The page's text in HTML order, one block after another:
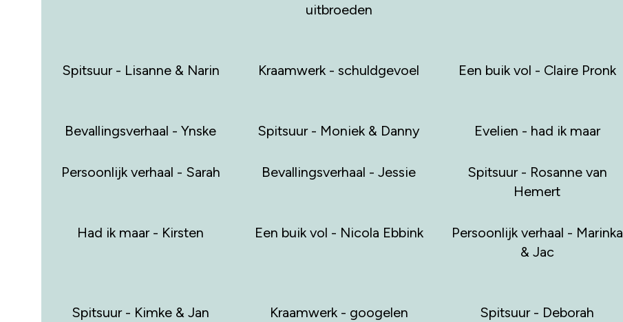
uitbroeden
Spitsuur - Lisanne & Narin Kraamwerk - schuldgevoel Een buik vol - Claire Pronk
Bevallingsverhaal - Ynske Spitsuur - Moniek & Danny Evelien - had ik maar
Persoonlijk verhaal - Sarah Bevallingsverhaal - Jessie
Spitsuur - Rosanne van
Hemert
Had ik maar - Kirsten Een buik vol - Nicola Ebbink
Persoonlijk verhaal - Marinka
& Jac
Spitsuur - Kimke & Jan
Kraamwerk - googelen Spitsuur - Deborah